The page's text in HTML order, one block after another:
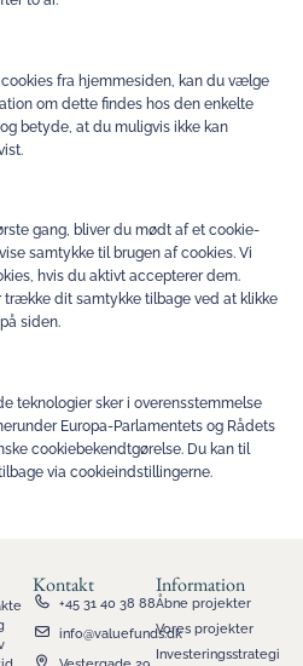
fra hjemmesiden, kan du vælge
om dette findes hos den enkelte
betyde, at du muligvis ikke kan
gang, bliver du mødt af et cookie-
samtykke til brugen af cookies. Vi
hvis du aktivt accepterer dem.
dit samtykke tilbage ved at klikke
siden.
teknologier sker i overensstemmelse
Europa-Parlamentets og Rådets
cookiebekendtgørelse. Du kan til
via cookieindstillingerne.
Kontakt
+45 31 40 38 88
info@valuefunds.dk
Information
Åbne projekter
Vores projekter
Investeringsstrategi